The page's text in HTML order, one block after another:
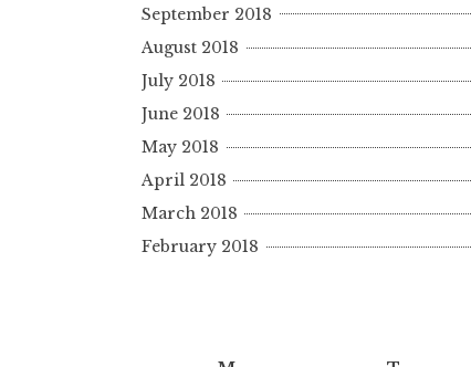
September 2018
August 2018
July 2018
June 2018
May 2018
April 2018
March 2018
February 2018